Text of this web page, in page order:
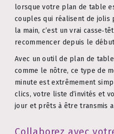
lorsque votre plan de table
couples qui réalisent de jolis
la main, c’est un vrai
recommencer depuis le
Avec un outil de plan de
comme le nôtre, ce type de
minute est extrêmement
clics, votre liste d’invités et
jour et prêts à être transmis